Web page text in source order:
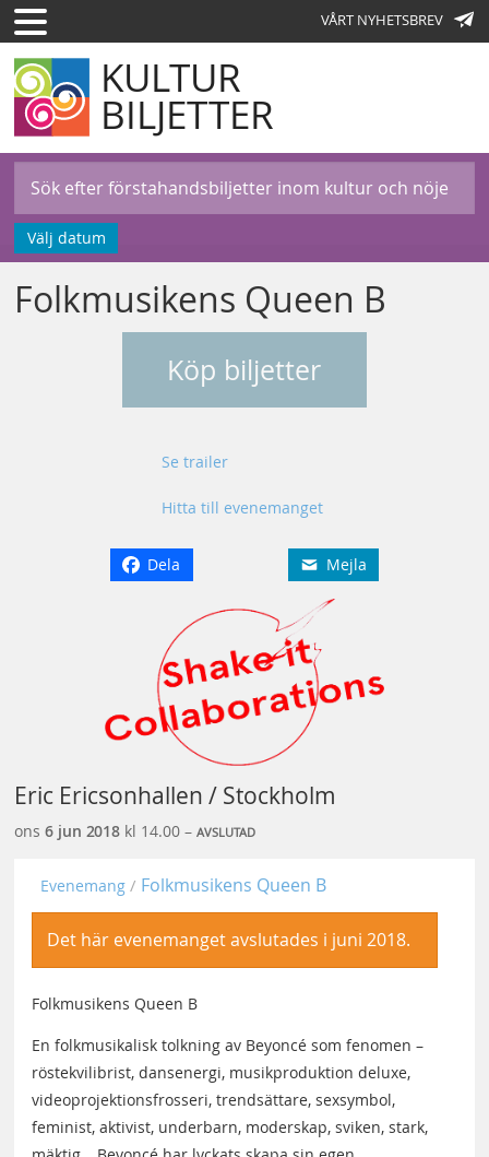
VÅRT NYHETSBREV
KULTUR
BILJETTER
Välj datum
Folkmusikens Queen B
Köp biljetter
Se trailer
Hitta till evenemanget
Dela Mejla
Eric Ericsonhallen / Stockholm
ons6 jun 2018 kl 14.00 –AVSLUTAD
Evenemang Folkmusikens Queen B
Det här evenemanget avslutades i juni 2018.
Folkmusikens Queen B
En folkmusikalisk tolkning av Beyoncé som fenomen –
röstekvilibrist, dansenergi, musikproduktion deluxe,
videoprojektionsfrosseri, trendsättare, sexsymbol,
feminist, aktivist, underbarn, moderskap, sviken, stark,